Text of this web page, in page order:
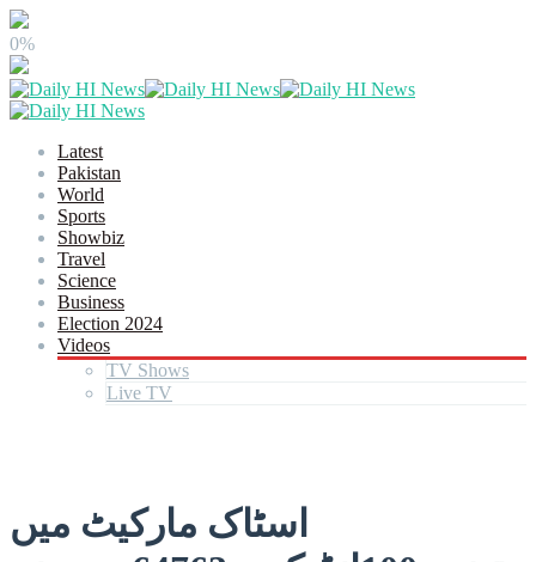
0%
Latest
Pakistan
World
Sports
Showbiz
Travel
Science
Business
Election 2024
Videos
TV Shows
Live TV
اسٹاک مارکیٹ میں